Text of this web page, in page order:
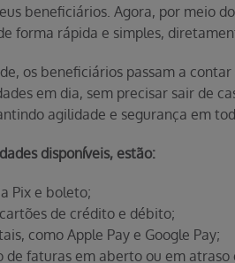
beneficiários. Agora, por meio
forma rápida e simples,
os beneficiários passam a
em dia, sem precisar sair de
agilidade e segurança em
disponíveis, estão:
Pix e boleto;
de crédito e débito;
como Apple Pay e Google Pay;
de faturas em aberto ou em